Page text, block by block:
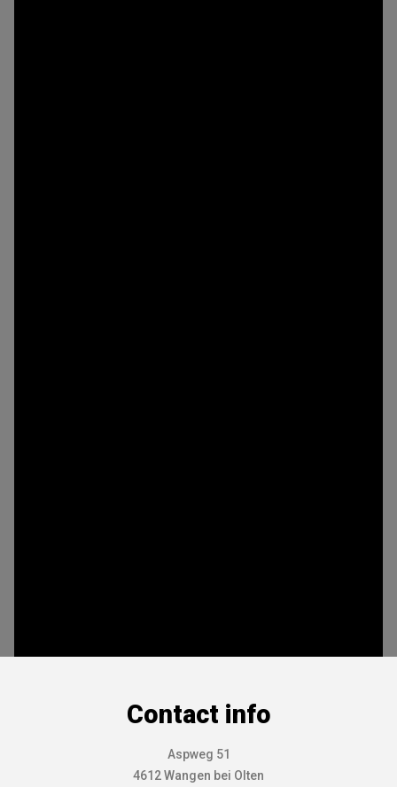
Contact info
Aspweg 51
4612 Wangen bei Olten